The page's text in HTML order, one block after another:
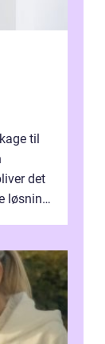
til
det
løsning